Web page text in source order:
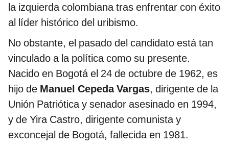
la izquierda colombiana tras enfrentar con éxito
al líder histórico del uribismo.
No obstante, el pasado del candidato está tan
vinculado a la política como su presente.
Nacido en Bogotá el 24 de octubre de 1962, es
hijo de Manuel Cepeda Vargas, dirigente de la
Unión Patriótica y senador asesinado en 1994,
y de Yira Castro, dirigente comunista y
exconcejal de Bogotá, fallecida en 1981.